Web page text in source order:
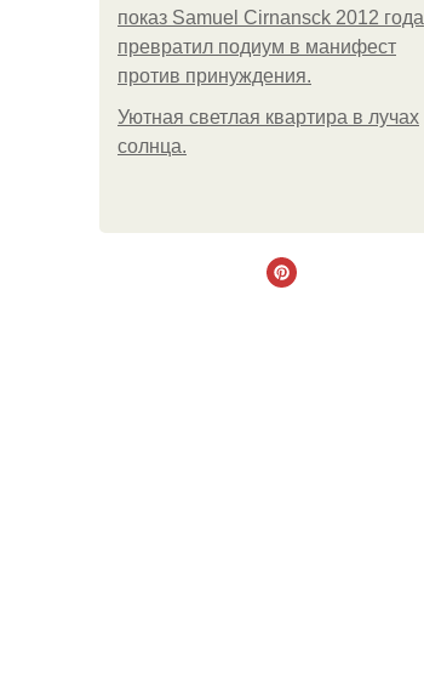
показ Samuel Cirnansck 2012 года
превратил подиум в манифест
против принуждения.
Уютная светлая квартира в лучах
солнца.